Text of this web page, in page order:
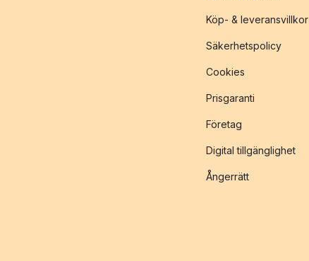
Köp- & leveransvillkor
Säkerhetspolicy
Cookies
Prisgaranti
Företag
Digital tillgänglighet
Ångerrätt